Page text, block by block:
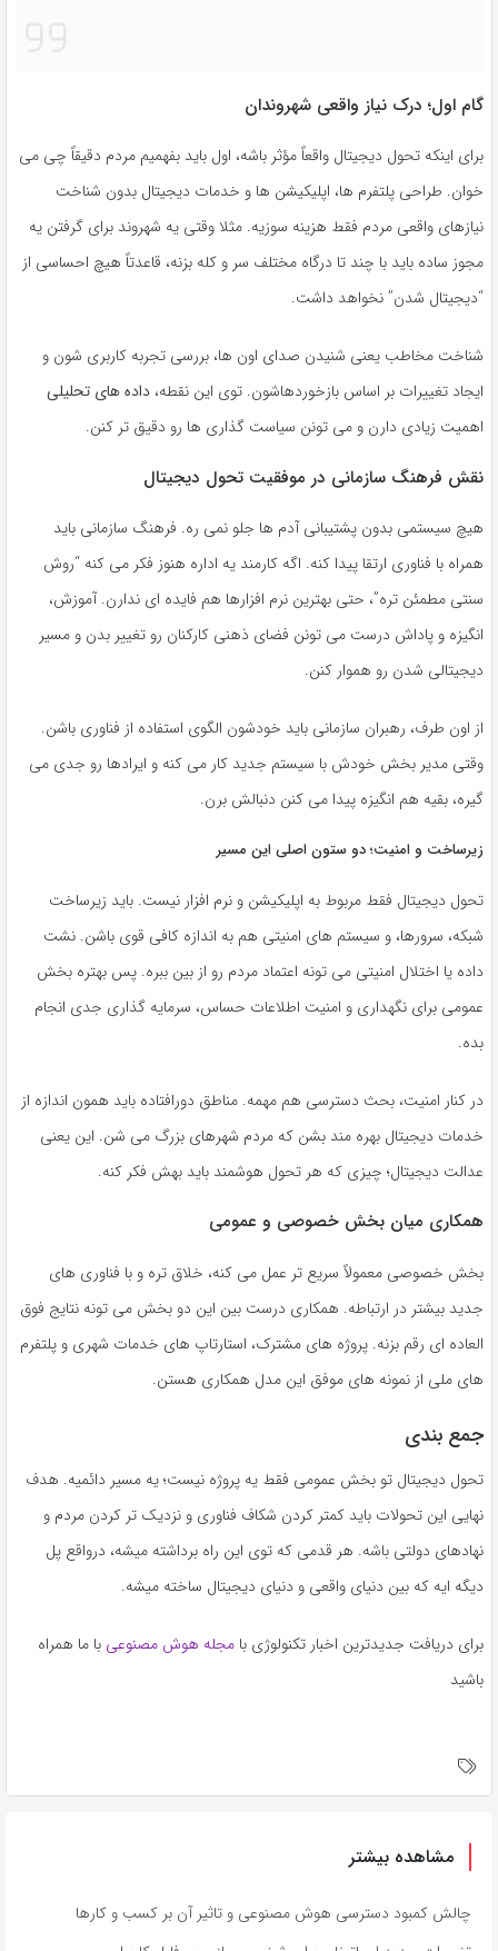
گام اول؛ درک نیاز واقعی شهروندان
برای اینکه تحول دیجیتال واقعاً مؤثر باشه، اول باید بفهمیم مردم دقیقاً چی می
خوان. طراحی پلتفرم ها، اپلیکیشن ها و خدمات دیجیتال بدون شناخت
نیازهای واقعی مردم فقط هزینه سوزیه. مثلا وقتی یه شهروند برای گرفتن یه
مجوز ساده باید با چند تا درگاه مختلف سر و کله بزنه، قاعدتاً هیچ احساسی از
“دیجیتال شدن” نخواهد داشت.
شناخت مخاطب یعنی شنیدن صدای اون ها، بررسی تجربه کاربری شون و
ایجاد تغییرات بر اساس بازخوردهاشون. توی این نقطه، داده های تحلیلی
اهمیت زیادی دارن و می تونن سیاست گذاری ها رو دقیق تر کنن.
نقش فرهنگ سازمانی در موفقیت تحول دیجیتال
هیچ سیستمی بدون پشتیبانی آدم ها جلو نمی ره. فرهنگ سازمانی باید
همراه با فناوری ارتقا پیدا کنه. اگه کارمند یه اداره هنوز فکر می کنه “روش
سنتی مطمئن تره”، حتی بهترین نرم افزارها هم فایده ای ندارن. آموزش،
انگیزه و پاداش درست می تونن فضای ذهنی کارکنان رو تغییر بدن و مسیر
دیجیتالی شدن رو هموار کنن.
از اون طرف، رهبران سازمانی باید خودشون الگوی استفاده از فناوری باشن.
وقتی مدیر بخش خودش با سیستم جدید کار می کنه و ایرادها رو جدی می
گیره، بقیه هم انگیزه پیدا می کنن دنبالش برن.
زیرساخت و امنیت؛ دو ستون اصلی این مسیر
تحول دیجیتال فقط مربوط به اپلیکیشن و نرم افزار نیست. باید زیرساخت
شبکه، سرورها، و سیستم های امنیتی هم به اندازه کافی قوی باشن. نشت
داده یا اختلال امنیتی می تونه اعتماد مردم رو از بین ببره. پس بهتره بخش
عمومی برای نگهداری و امنیت اطلاعات حساس، سرمایه گذاری جدی انجام
بده.
در کنار امنیت، بحث دسترسی هم مهمه. مناطق دورافتاده باید همون اندازه از
خدمات دیجیتال بهره مند بشن که مردم شهرهای بزرگ می شن. این یعنی
عدالت دیجیتال؛ چیزی که هر تحول هوشمند باید بهش فکر کنه.
همکاری میان بخش خصوصی و عمومی
بخش خصوصی معمولاً سریع تر عمل می کنه، خلاق تره و با فناوری های
جدید بیشتر در ارتباطه. همکاری درست بین این دو بخش می تونه نتایج فوق
العاده ای رقم بزنه. پروژه های مشترک، استارتاپ های خدمات شهری و پلتفرم
های ملی از نمونه های موفق این مدل همکاری هستن.
جمع بندی
تحول دیجیتال تو بخش عمومی فقط یه پروژه نیست؛ یه مسیر دائمیه. هدف
نهایی این تحولات باید کمتر کردن شکاف فناوری و نزدیک تر کردن مردم و
نهادهای دولتی باشه. هر قدمی که توی این راه برداشته میشه، درواقع پل
دیگه ایه که بین دنیای واقعی و دنیای دیجیتال ساخته میشه.
برای دریافت جدیدترین اخبار تکنولوژی با مجله هوش مصنوعی با ما همراه
باشید
مشاهده بیشتر
چالش کمبود دسترسی هوش مصنوعی و تاثیر آن بر کسب و کارها